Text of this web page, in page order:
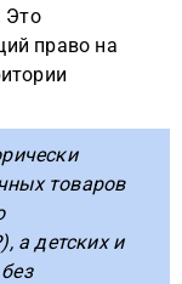
Это
право на
товаров
а детских и